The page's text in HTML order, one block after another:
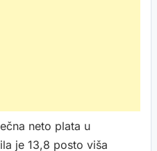
neto plata u
je 13,8 posto viša